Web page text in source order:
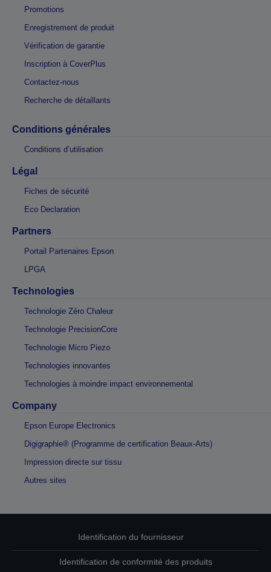
Promotions
Enregistrement de produit
Vérification de garantie
Inscription à CoverPlus
Contactez-nous
Recherche de détaillants
Conditions générales
Conditions d’utilisation
Légal
Fiches de sécurité
Eco Declaration
Partners
Portail Partenaires Epson
LPGA
Technologies
Technologie Zéro Chaleur
Technologie PrecisionCore
Technologie Micro Piezo
Technologies innovantes
Technologies à moindre impact environnemental
Company
Epson Europe Electronics
Digigraphie® (Programme de certification Beaux-Arts)
Impression directe sur tissu
Autres sites
Identification du fournisseur
Identification de conformité des produits